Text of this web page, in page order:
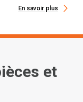
En savoir plus
et